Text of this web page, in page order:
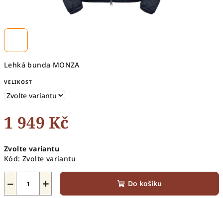
Lehká bunda MONZA
VELIKOST
1 949 Kč
cena:
Zvolte variantu
Kód: Zvolte variantu
+
− Do košíku